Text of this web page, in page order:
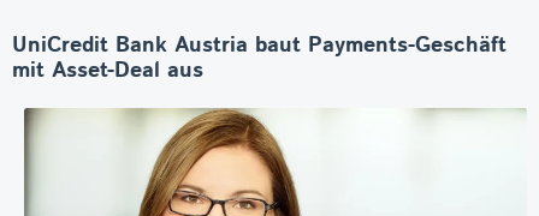
UniCredit Bank Austria baut Payments-Geschäft
mit Asset-Deal aus